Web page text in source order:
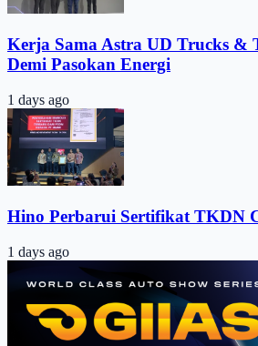
Kerja Sama Astra UD Trucks &
Demi Pasokan Energi
1 days ago
Hino Perbarui Sertifikat TKDN
1 days ago